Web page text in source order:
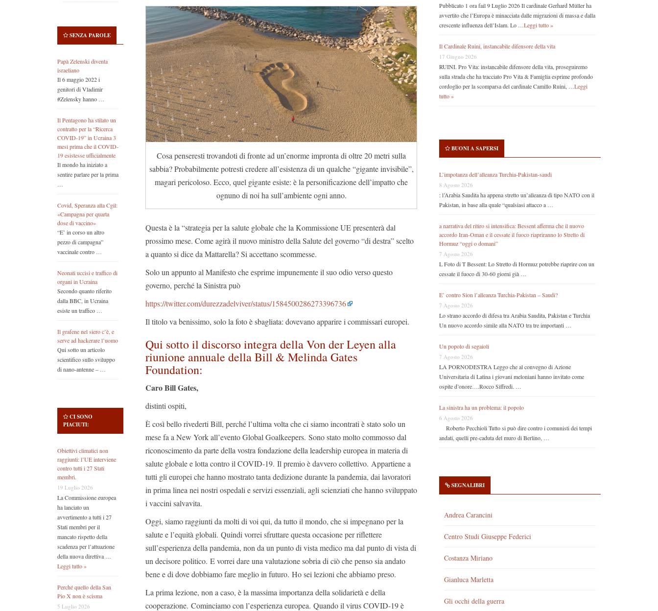
SENZA PAROLE
Papà Zelenski diventa
israeliano
Il 6 maggio 2022 i
genitori di Vladimir
#Zelensky hanno …
Il Pentagono ha stilato un
contratto per la “Ricerca
COVID-19” in Ucraina 3
mesi prima che il COVID-
19 esistesse ufficialmente
Il mondo ha iniziato a
sentire parlare per la prima
…
Covid, Speranza alla Cgil:
«Campagna per quarta
dose di vaccino»
“E’ in corso un altro
pezzo di campagna”
vaccinale contro …
Neonati uccisi e traffico di
organi in Ucraina
Secondo quanto riferito
dalla BBC, in Ucraina
esiste un traffico …
Il grafene nel siero c’è, e
serve ad hackerare l’uomo
Qui sotto un articolo
scientifico sullo sviluppo
di nano-antenne – …
CI SONO
PIACIUTI:
Obiettivi climatici non
raggiunti: l’UE interviene
contro tutti i 27 Stati
membri.
19 Luglio 2026
La Commissione europea
ha lanciato un
avvertimento a tutti i 27
Stati membri per il
mancato rispetto della
scadenza per l’attuazione
della nuova direttiva …
Leggi tutto »
Perché quello della San
Pio X non è scisma
5 Luglio 2026
Cosa penseresti trovandoti di fronte ad un’enorme impronta di oltre 20 metri sulla
sabbia? Probabilmente potresti credere all’esistenza di un qualche “gigante invisibile”,
magari pericoloso. Ecco, quel gigante esiste: è la personificazione dell’impatto che
ognuno di noi ha sull’ambiente ogni anno.
Questa è la “strategia per la salute globale che la Kommissione UE presenterà dal
prossimo mese. Come agirà il nuovo ministro della Salute del governo “di destra” scelto
a quanto si dice da Mattarella? Si accettano scommesse.
Solo un appunto al Manifesto che esprime impunemente il suo odio verso questo
governo, perché la Sinistra può
https://twitter.com/durezzadelviver/status/1584500286273396736
Il titolo va benissimo, solo la foto è sbagliata: dovevano apparire i commissari europei.
Qui sotto il discorso integra della Von der Leyen alla
riunione annuale della Bill & Melinda Gates
Foundation:
Caro Bill Gates,
distinti ospiti,
È così bello rivederti Bill, perché l’ultima volta che ci siamo incontrati è stato solo un
mese fa a New York all’evento Global Goalkeepers. Sono stato molto commosso dal
riconoscimento da parte della vostra fondazione della leadership europea in materia di
salute globale e lotta contro il COVID-19. Il premio è davvero collettivo. Appartiene a
tutti gli europei che hanno mostrato tanta dedizione durante la pandemia, dai lavoratori
in prima linea nei nostri ospedali e servizi essenziali, agli scienziati che hanno sviluppato
i vaccini salvavita.
Oggi, siamo raggiunti da molti di voi qui, da tutto il mondo, che si impegnano per la
salute e l’equità globali. Quindi vorrei sfruttare questa occasione per riflettere
sull’esperienza della pandemia, non da un punto di vista medico ma dal punto di vista di
un decisore politico. E vorrei dare una valutazione sobria di ciò che penso sia andato
bene e di dove dobbiamo fare meglio in futuro. Ho sei lezioni che abbiamo preso.
La prima lezione, non a caso, è la massima importanza della solidarietà e della
cooperazione. Cominciamo con l’esperienza europea. Quando il virus COVID-19 è
Pubblicato 1 ora fail 9 Luglio 2026 Il cardinale Gerhard Müller ha
avvertito che l’Europa è minacciata dalle migrazioni di massa e dalla
crescente influenza dell’Islam. Lo … Leggi tutto »
Il Cardinale Ruini, instancabile difensore della vita
17 Giugno 2026
RUINI. Pro Vita: instancabile difensore della vita, proseguiremo
sulla strada che ha tracciato Pro Vita & Famiglia esprime profondo
cordoglio per la scomparsa del cardinale Camillo Ruini, … Leggi
tutto »
BUONI A SAPERSI
L’impotanza dell’alleanza Turchia-Pakistan-saudi
8 Agosto 2026
: l’Arabia Saudita ha appena stretto un’alleanza di tipo NATO con il
Pakistan, in base alla quale “qualsiasi attacco a …
a narrativa del ritiro si intensifica: Bessent afferma che il nuovo
accordo Iran-Oman e il cessate il fuoco riapriranno lo Stretto di
Hormuz “oggi o domani”
7 Agosto 2026
L Foto di T Bessent: Lo Stretto di Hormuz potrebbe riaprire con un
cessate il fuoco di 30-60 giorni già …
E’ contro Sion l’alleanza Turchia-Pakistan – Saudi?
7 Agosto 2026
Lo strano accordo di difesa tra Arabia Saudita, Pakistan e Turchia
Un nuovo accordo simile alla NATO tra tre importanti …
Un popolo di segaioli
7 Agosto 2026
LA PORNODESTRA Leggo che al convegno di Azione
Universitaria di Latina i giovani meloniani hanno invitato come
ospite d’onore….Rocco Siffredi. …
La sinistra ha un problema: il popolo
6 Agosto 2026
Roberto Pecchioli Tutto si può dire contro i comunisti dei tempi
andati, quelli pre-caduta del muro di Berlino, …
SEGNALIBRI
Andrea Carancini
Centro Studi Giuseppe Federici
Costanza Miriano
Gianluca Marletta
Gli occhi della guerra